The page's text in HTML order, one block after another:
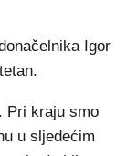
Igor
Pri kraju smo
u sljedećim